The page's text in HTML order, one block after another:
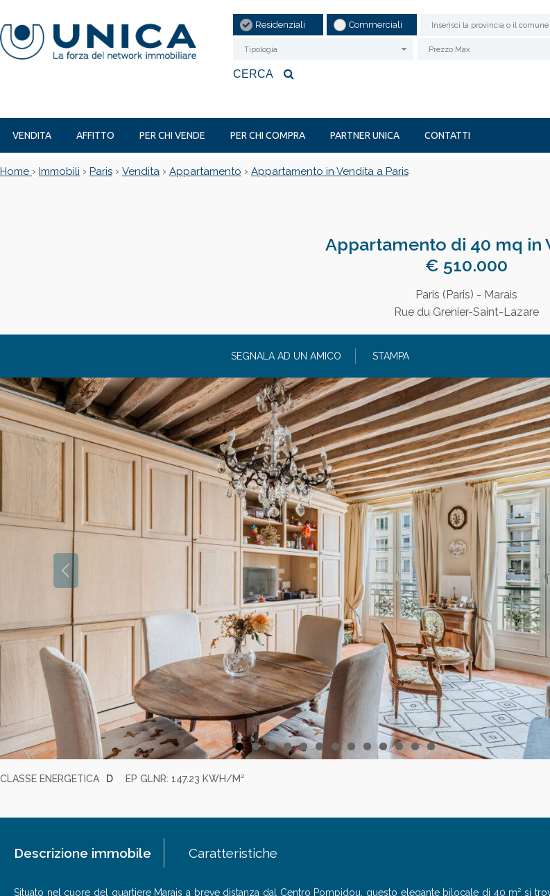
Residenziali Commerciali
Tipologia
CERCA
POLIGONO
VENDITA
AFFITTO PER CHI VENDE PER CHI COMPRA PARTNER UNICA CONTATTI
Home › Immobili › Paris › Vendita › Appartamento › Appartamento in Vendita a Paris
Appartamento di 40 mq in
€ 510.000
Paris (Paris) - Marais
Rue du Grenier-Saint-Lazare
SEGNALA AD UN AMICO STAMPA
CLASSE ENERGETICA D EP GLNR: 147.23 KWH/M²
Descrizione immobile Caratteristiche
Situato nel cuore del quartiere Marais a breve distanza dal Centro Pompidou, questo elegante bilocale di 40 m² si
*DICHIARO DI AVERE PRESO ATTENTA VISIONE
PRIVACY E PRESTO IL CONSENSO AL TRATTAMENTO DEI
LE FINALITÀ AL SUO INTERNO EX. ARTT. 13-14 REG.TO UE
VI INFORMIAMO INOLTRE CHE I VOSTRI DATI ANAGRAFICI
ED ESCLUSIVAMENTE DA UNIRETE S.R.L. E NON
UN VOSTRO PREVIO CONSENSO IN OSSERVANZA
I CAMPI CONTRASSEGNATI CON * SONO OBBLIGATORI!